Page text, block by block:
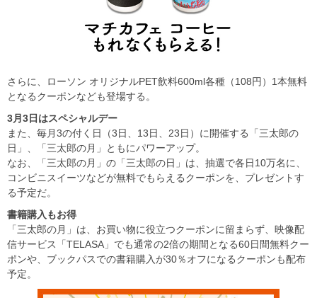
さらに、ローソン オリジナルPET飲料600ml各種（108円）1本無料
となるクーポンなども登場する。
3月3日はスペシャルデー
また、毎月3の付く日（3日、13日、23日）に開催する「三太郎の
日」、「三太郎の月」ともにパワーアップ。
なお、「三太郎の月」の「三太郎の日」は、抽選で各日10万名に、
コンビニスイーツなどが無料でもらえるクーポンを、プレゼントす
る予定だ。
書籍購入もお得
「三太郎の月」は、お買い物に役立つクーポンに留まらず、映像配
信サービス「TELASA」でも通常の2倍の期間となる60日間無料クー
ポンや、ブックパスでの書籍購入が30％オフになるクーポンも配布
予定。